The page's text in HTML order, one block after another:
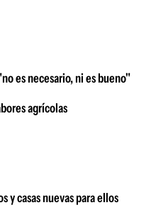
es necesario, ni es bueno"
agrícolas
y casas nuevas para ellos